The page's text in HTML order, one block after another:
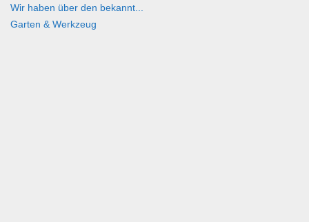
Wir haben über den bekannt...
Garten & Werkzeug